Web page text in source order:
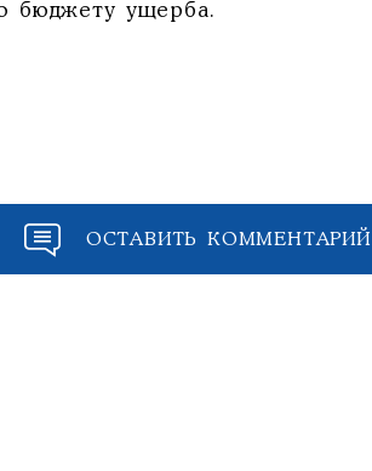
бюджету ущерба.
ОСТАВИТЬ КОММЕНТАРИЙ